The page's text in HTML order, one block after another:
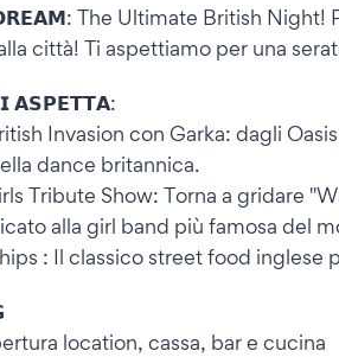
The Ultimate British Night!
città! Ti aspettiamo per una
𝗔𝗦𝗣𝗘𝗧𝗧𝗔:
Invasion con Garka: dagli
dance britannica.
Tribute Show: Torna a gridare
alla girl band più famosa del
: Il classico street food inglese
location, cassa, bar e cucina